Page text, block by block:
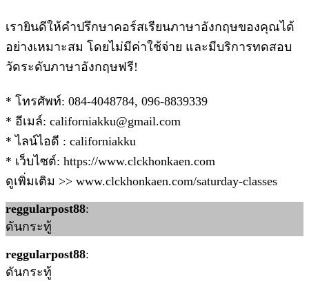
เรายินดีให้คำปรึกษาคอร์สเรียนภาษาอังกฤษของคุณได้
อย่างเหมาะสม โดยไม่มีค่าใช้จ่าย และมีบริการทดสอบ
วัดระดับภาษาอังกฤษฟรี!
* โทรศัพท์: 084-4048784, 096-8839339
* อีเมล์: californiakku@gmail.com
* ไลน์ไอดี : californiakku
* เว็บไซต์: https://www.clckhonkaen.com
ดูเพิ่มเติม >> www.clckhonkaen.com/saturday-classes
reggularpost88:
ดันกระทู้
reggularpost88:
ดันกระทู้